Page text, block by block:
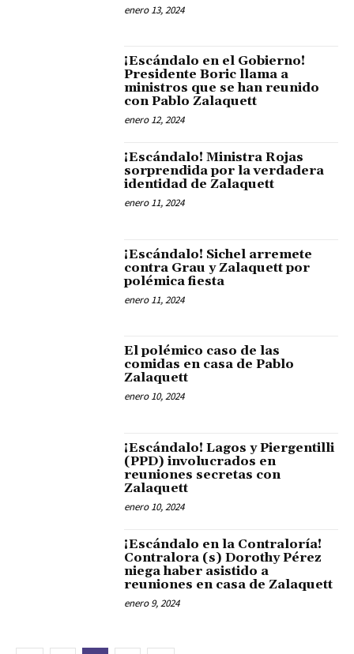
enero 13, 2024
¡Escándalo en el Gobierno!
Presidente Boric llama a
ministros que se han reunido
con Pablo Zalaquett
enero 12, 2024
¡Escándalo! Ministra Rojas
sorprendida por la verdadera
identidad de Zalaquett
enero 11, 2024
¡Escándalo! Sichel arremete
contra Grau y Zalaquett por
polémica fiesta
enero 11, 2024
El polémico caso de las
comidas en casa de Pablo
Zalaquett
enero 10, 2024
¡Escándalo! Lagos y Piergentilli
(PPD) involucrados en
reuniones secretas con
Zalaquett
enero 10, 2024
¡Escándalo en la Contraloría!
Contralora (s) Dorothy Pérez
niega haber asistido a
reuniones en casa de Zalaquett
enero 9, 2024